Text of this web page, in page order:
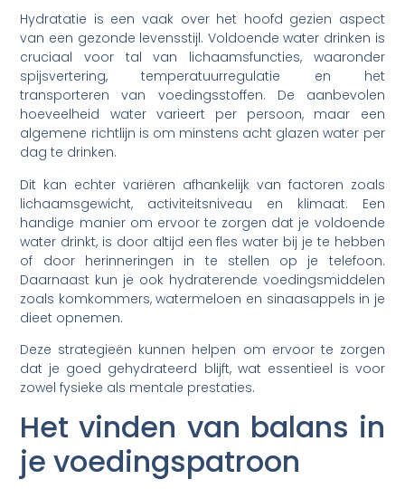
Hydratatie is een vaak over het hoofd gezien aspect
van een gezonde levensstijl. Voldoende water drinken is
cruciaal voor tal van lichaamsfuncties, waaronder
spijsvertering, temperatuurregulatie en het
transporteren van voedingsstoffen. De aanbevolen
hoeveelheid water varieert per persoon, maar een
algemene richtlijn is om minstens acht glazen water per
dag te drinken.
Dit kan echter variëren afhankelijk van factoren zoals
lichaamsgewicht, activiteitsniveau en klimaat. Een
handige manier om ervoor te zorgen dat je voldoende
water drinkt, is door altijd een fles water bij je te hebben
of door herinneringen in te stellen op je telefoon.
Daarnaast kun je ook hydraterende voedingsmiddelen
zoals komkommers, watermeloen en sinaasappels in je
dieet opnemen.
Deze strategieën kunnen helpen om ervoor te zorgen
dat je goed gehydrateerd blijft, wat essentieel is voor
zowel fysieke als mentale prestaties.
Het vinden van balans in
je voedingspatroon